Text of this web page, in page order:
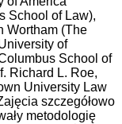
School of Law),
Wortham (The
of
School of
Richard L. Roe,
University Law
szczegółowo
metodologię